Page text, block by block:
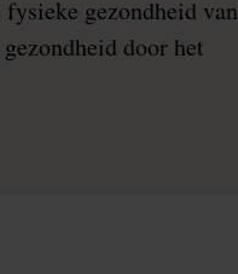
gezondheid van
door het